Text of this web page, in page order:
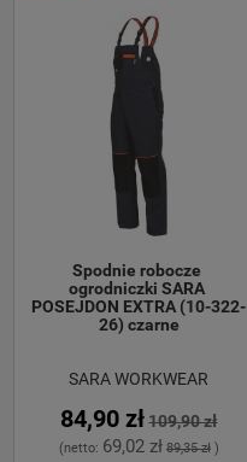
Spodnie robocze
ogrodniczki SARA
POSEJDON EXTRA (10-322-
26) czarne
SARA WORKWEAR
84,90 zł 109,90 zł
(netto: 69,02 zł 89,35 zł)